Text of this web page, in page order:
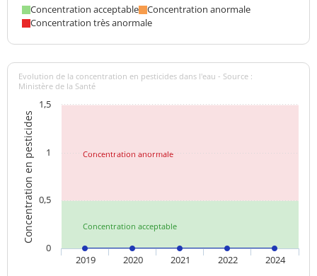
Concentration acceptable
Concentration anormale
Concentration très anormale
Concentration acceptable
Concentration anormale
Concentration en pesticides
Evolution de la concentration en pesticides dans l'eau - Source :
Ministère de la Santé
2019 2020 2021 2022 2024
0
0,5
1
1,5